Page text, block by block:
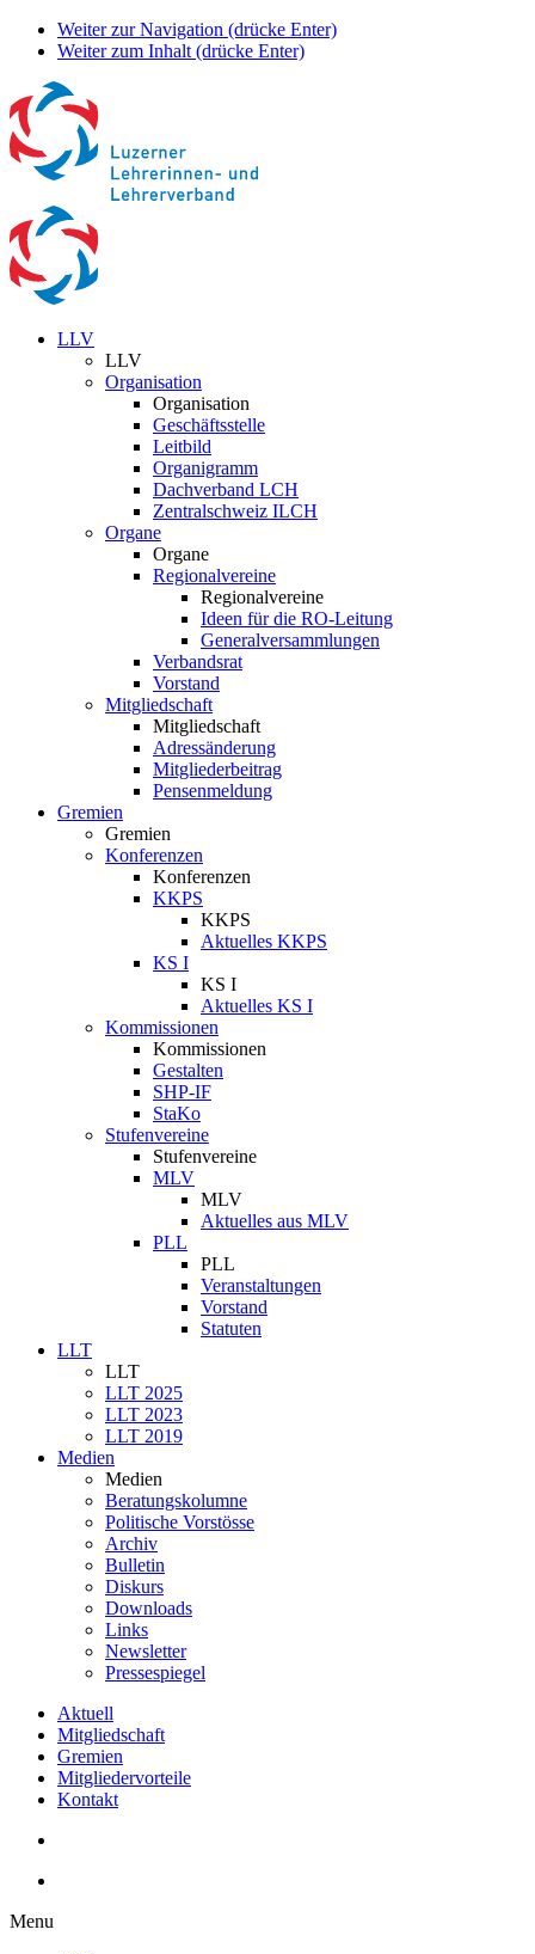
Weiter zur Navigation (drücke Enter)
Weiter zum Inhalt (drücke Enter)
LLV
LLV
Organisation
Organisation
Geschäftsstelle
Leitbild
Organigramm
Dachverband LCH
Zentralschweiz ILCH
Organe
Organe
Regionalvereine
Regionalvereine
Ideen für die RO-Leitung
Generalversammlungen
Verbandsrat
Vorstand
Mitgliedschaft
Mitgliedschaft
Adressänderung
Mitgliederbeitrag
Pensenmeldung
Gremien
Gremien
Konferenzen
Konferenzen
KKPS
KKPS
Aktuelles KKPS
KS I
KS I
Aktuelles KS I
Kommissionen
Kommissionen
Gestalten
SHP-IF
StaKo
Stufenvereine
Stufenvereine
MLV
MLV
Aktuelles aus MLV
PLL
PLL
Veranstaltungen
Vorstand
Statuten
LLT
LLT
LLT 2025
LLT 2023
LLT 2019
Medien
Medien
Beratungskolumne
Politische Vorstösse
Archiv
Bulletin
Diskurs
Downloads
Links
Newsletter
Pressespiegel
Aktuell
Mitgliedschaft
Gremien
Mitgliedervorteile
Kontakt
Menu